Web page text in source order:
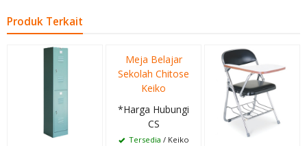
Produk Terkait
Meja Belajar
Sekolah Chitose
Keiko
*Harga Hubungi
CS
Tersedia / Keiko